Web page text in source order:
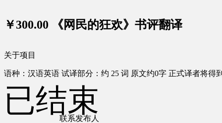
￥300.00 《网民的狂欢》书评翻译
关于项目
语种：汉语英语 试译部分：约 25 词 原文约0字 正式译者将得
联系发布人
已结束